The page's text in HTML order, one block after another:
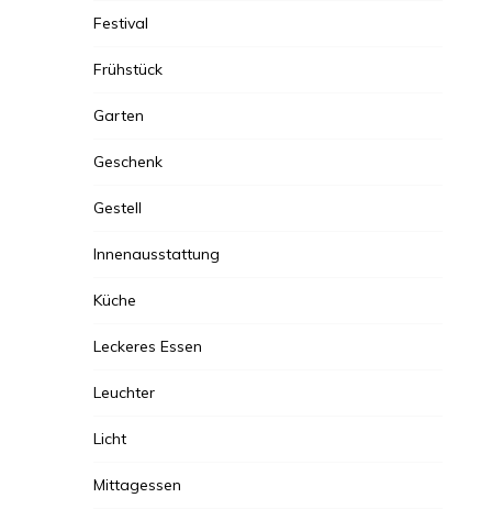
Festival
Frühstück
Garten
Geschenk
Gestell
Innenausstattung
Küche
Leckeres Essen
Leuchter
Licht
Mittagessen